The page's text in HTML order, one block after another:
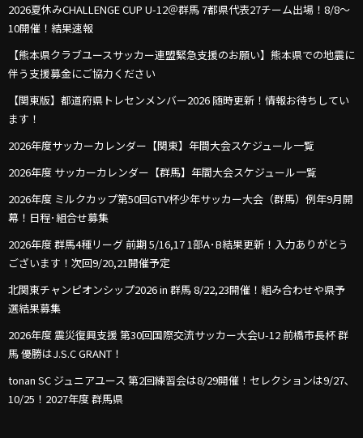
2026夏休みCHALLENGE CUP U-12＠群馬 7都県代表27チーム出場！8/8～
10開催！結果速報
【熊本県クラブユースサッカー連盟緊急支援のお願い】熊本県での地震に
伴う支援募金にご協力ください
【関東版】都道府県トレセンメンバー2026 随時更新！情報お待ちしてい
ます！
2026年度サッカーカレンダー【関東】年間大会スケジュール一覧
2026年度 サッカーカレンダー【群馬】年間大会スケジュール一覧
2026年度 ミルクカップ第50回GTV杯少年サッカー大会（群馬）例年9月開
幕！日程･組合せ募集
2026年度 群馬4種リーグ 前期 5/16,17 1部A･B結果更新！入力ありがとう
ございます！次回9/20,21開催予定
北関東チャンピオンシップ2026 in 群馬 8/22,23開催！組み合わせや県予
選結果募集
2026年度 震災復興支援 第30回国際交流サッカー大会U-12 前橋市長杯 群
馬 優勝はJ.S.C GRANT！
tonan SC ジュニアユース 第2回練習会は8/29開催！セレクションは9/27､
10/25！2027年度 群馬県